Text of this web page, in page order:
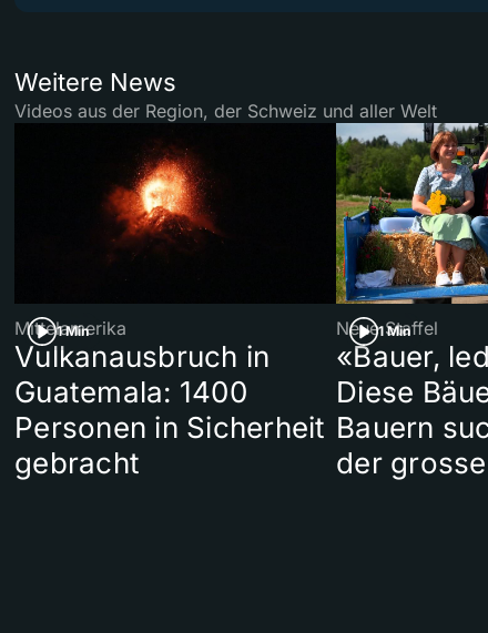
Weitere News
Videos aus der Region, der Schweiz und aller Welt
1 Min
Mittelamerika
Vulkanausbruch in
Guatemala: 1400
Personen in Sicherheit
gebracht
1 Min
Neue Staffel
«Bauer,
Diese
Bauern
der